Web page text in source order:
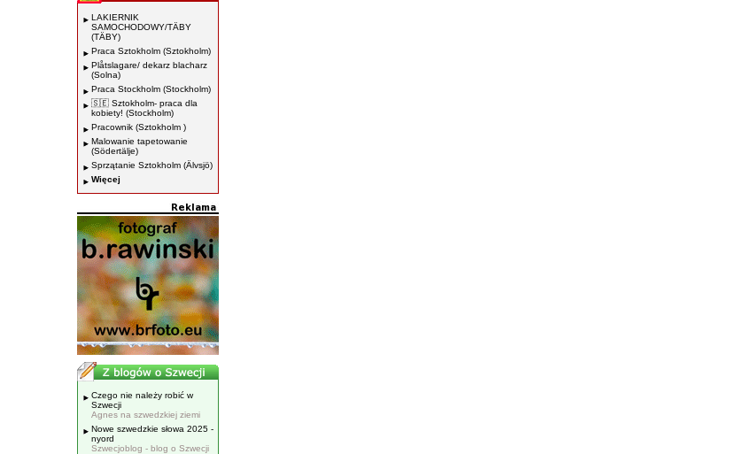
LAKIERNIK
SAMOCHODOWY/TÄBY
(TÄBY)
Praca Sztokholm (Sztokholm)
Plåtslagare/ dekarz blacharz
(Solna)
Praca Stockholm (Stockholm)
🇸🇪 Sztokholm- praca dla
kobiety! (Stockholm)
Pracownik (Sztokholm )
Malowanie tapetowanie
(Södertälje)
Sprzątanie Sztokholm (Älvsjö)
Więcej
Czego nie należy robić w
Szwecji
Agnes na szwedzkiej ziemi
Nowe szwedzkie słowa 2025 -
nyord
Szwecjoblog - blog o Szwecji